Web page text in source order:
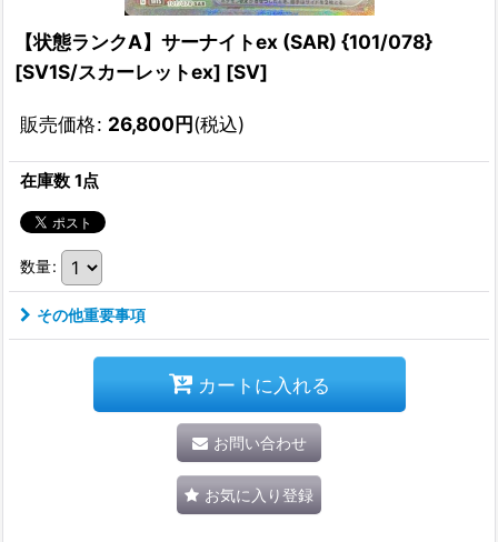
【状態ランクA】サーナイトex (SAR) {101/078}
[SV1S/スカーレットex] [SV]
販売価格: 26,800円(税込)
在庫数 1点
数量:
その他重要事項
カートに入れる
お問い合わせ
お気に入り登録